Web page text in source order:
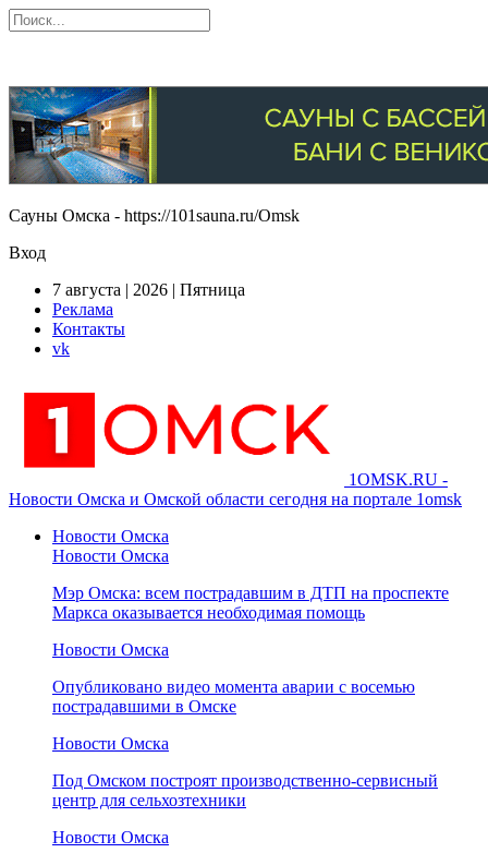
Сауны Омска - https://101sauna.ru/Omsk
Вход
7 августа | 2026 | Пятница
Реклама
Контакты
vk
1OMSK.RU -
Новости Омска и Омской области сегодня на портале 1omsk
Новости Омска
Новости Омска
Мэр Омска: всем пострадавшим в ДТП на проспекте
Маркса оказывается необходимая помощь
Новости Омска
Опубликовано видео момента аварии с восемью
пострадавшими в Омске
Новости Омска
Под Омском построят производственно-сервисный
центр для сельхозтехники
Новости Омска